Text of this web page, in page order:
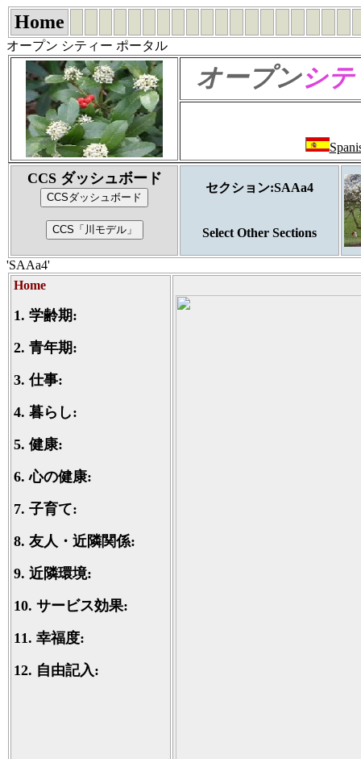
Home
オープン シティー ポータル
オープンシテ
CCS ダッシュボード
セクション:SAAa4
Select Other Sections
'SAAa4'
Home
1. 学齢期:
2. 青年期:
3.仕事:
4. 暮らし:
5. 健康:
6.心の健康:
7. 子育て:
8. 友人・近隣関係:
9. 近隣環境:
10. サービス効果:
11. 幸福度:
12. 自由記入: